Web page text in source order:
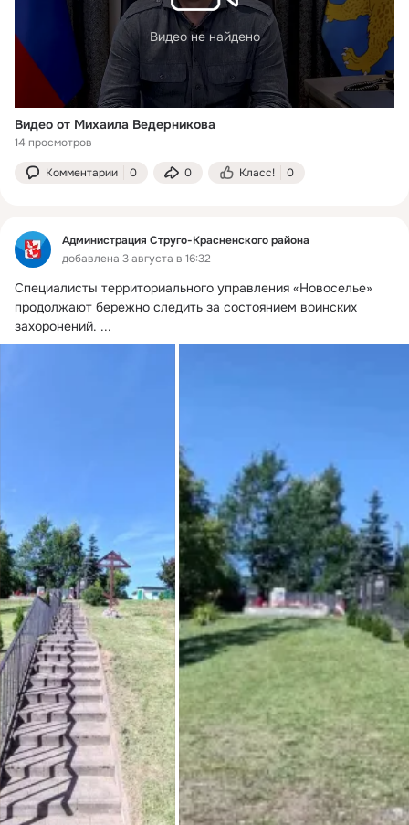
Видео не найдено
Видео от Михаила Ведерникова
14 просмотров
Комментарии 0 0 Класс! 0
Администрация Струго-Красненского района
добавлена 3 августа в 16:32
Специалисты территориального управления «Новоселье»
продолжают бережно следить за состоянием воинских
захоронений. ...